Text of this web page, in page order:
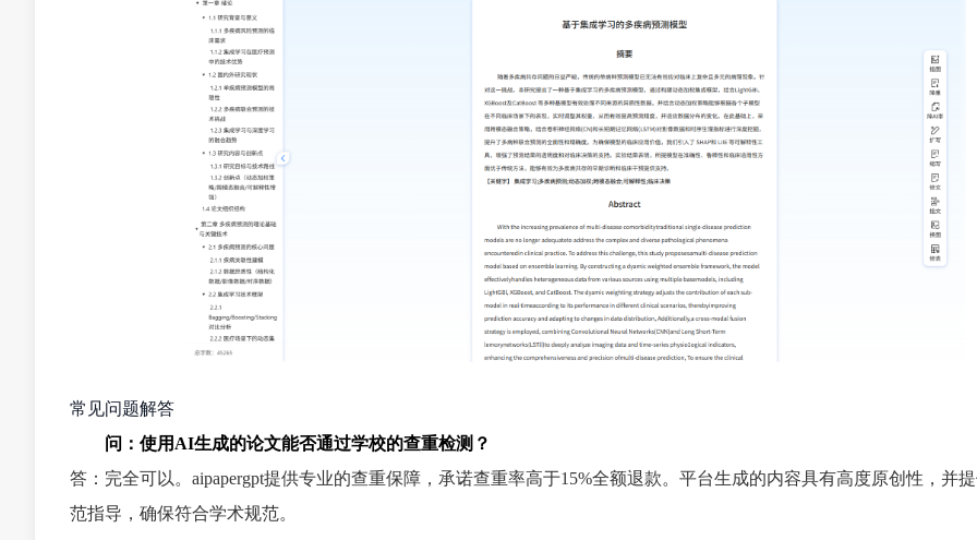
常见问题解答
问：使用AI生成的论文能否通过学校的查重检测？
答：完全可以。aipapergpt提供专业的查重保障，承诺查重率高于15%全额退款。平台生成的内容具有高度原创性，并
范指导，确保符合学术规范。